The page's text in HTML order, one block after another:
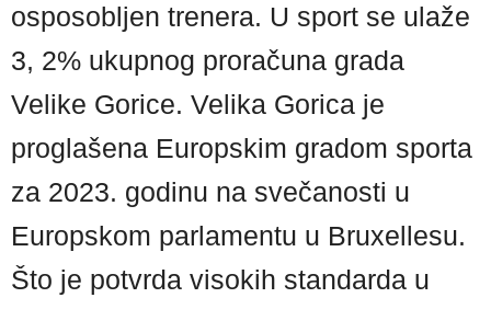
osposobljen trenera. U sport se ulaže
3, 2% ukupnog proračuna grada
Velike Gorice. Velika Gorica je
proglašena Europskim gradom sporta
za 2023. godinu na svečanosti u
Europskom parlamentu u Bruxellesu.
Što je potvrda visokih standarda u